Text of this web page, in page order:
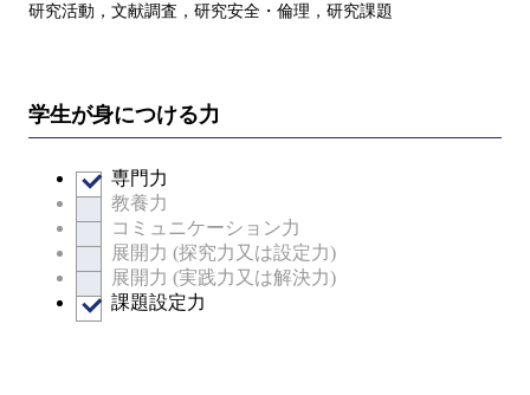
研究活動，文献調査，研究安全・倫理，研究課題
学生が身につける力
専門力
教養力
コミュニケーション力
展開力 (探究力又は設定力)
展開力 (実践力又は解決力)
課題設定力